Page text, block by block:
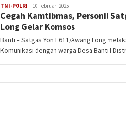
TNI-POLRI adminbrp
10 Februari 2025
Cegah Kamtibmas, Personil
Long Gelar Komsos
Banti – Satgas Yonif 611/Awang Long
Komunikasi dengan warga Desa Banti I